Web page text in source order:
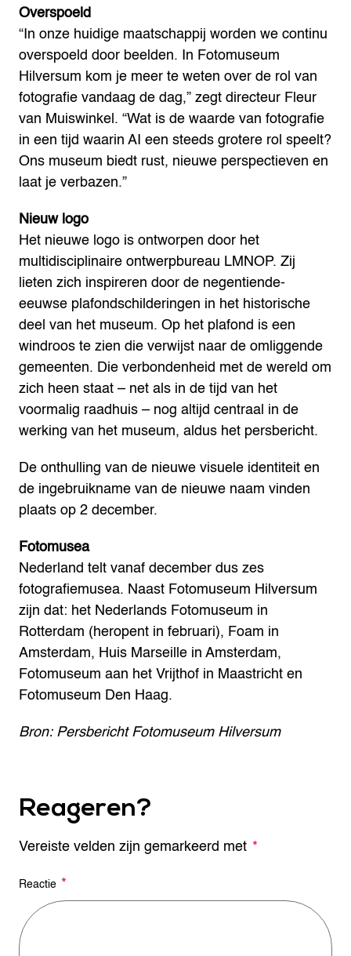
Overspoeld
“In onze huidige maatschappij worden we continu
overspoeld door beelden. In Fotomuseum
Hilversum kom je meer te weten over de rol van
fotografie vandaag de dag,” zegt directeur Fleur
van Muiswinkel. “Wat is de waarde van fotografie
in een tijd waarin AI een steeds grotere rol speelt?
Ons museum biedt rust, nieuwe perspectieven en
laat je verbazen.”
Nieuw logo
Het nieuwe logo is ontworpen door het
multidisciplinaire ontwerpbureau LMNOP. Zij
lieten zich inspireren door de negentiende-
eeuwse plafondschilderingen in het historische
deel van het museum. Op het plafond is een
windroos te zien die verwijst naar de omliggende
gemeenten. Die verbondenheid met de wereld om
zich heen staat – net als in de tijd van het
voormalig raadhuis – nog altijd centraal in de
werking van het museum, aldus het persbericht.
De onthulling van de nieuwe visuele identiteit en
de ingebruikname van de nieuwe naam vinden
plaats op 2 december.
Fotomusea
Nederland telt vanaf december dus zes
fotografiemusea. Naast Fotomuseum Hilversum
zijn dat: het Nederlands Fotomuseum in
Rotterdam (heropent in februari), Foam in
Amsterdam, Huis Marseille in Amsterdam,
Fotomuseum aan het Vrijthof in Maastricht en
Fotomuseum Den Haag.
Bron: Persbericht Fotomuseum Hilversum
Reageren?
Vereiste velden zijn gemarkeerd met *
Reactie *
A
t
e
n
a